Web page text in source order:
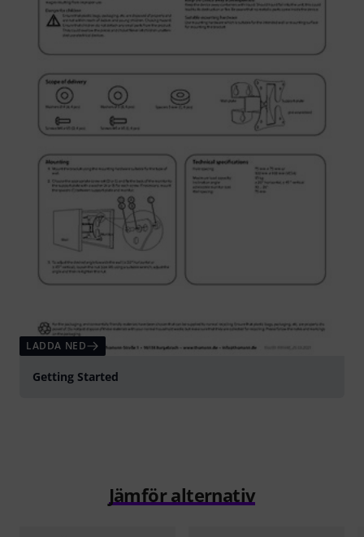
LADDA NED
Getting Started
Jämför alternativ